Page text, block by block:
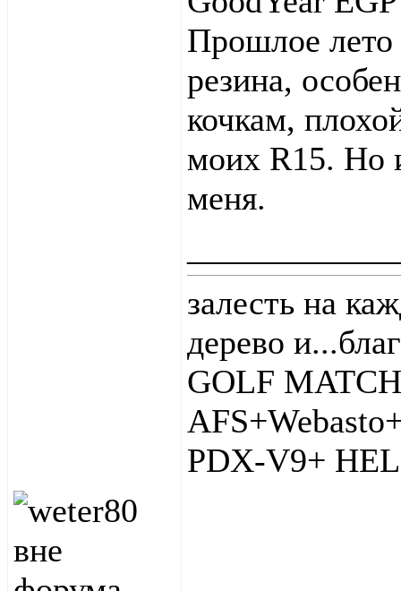
Прошлое лето
резина,
кочкам,
моих R15. Но
меня.
залесть на
дерево
GOLF
PDX-V9+